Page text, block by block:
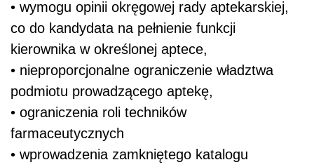
• wymogu opinii okręgowej rady aptekarskiej,
co do kandydata na pełnienie funkcji
kierownika w określonej aptece,
• nieproporcjonalne ograniczenie władztwa
podmiotu prowadzącego aptekę,
• ograniczenia roli techników
farmaceutycznych
• wprowadzenia zamkniętego katalogu